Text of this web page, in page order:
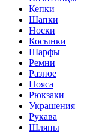
Кепки
Шапки
Носки
Косынки
Шарфы
Ремни
Разное
Пояса
Рюкзаки
Украшения
Рукава
Шляпы